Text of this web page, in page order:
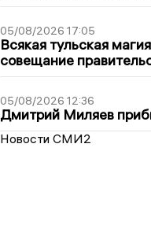
05/08/2026 17:05
Всякая тульская
совещание
05/08/2026 12:36
Дмитрий Миляев
Новости СМИ2